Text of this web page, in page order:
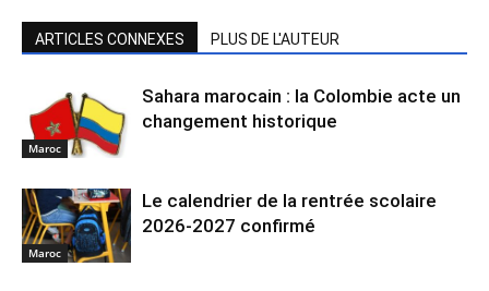
ARTICLES CONNEXES PLUS DE L'AUTEUR
Maroc
Sahara marocain : la Colombie acte un
changement historique
Maroc
Le calendrier de la rentrée scolaire
2026-2027 confirmé